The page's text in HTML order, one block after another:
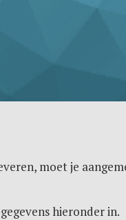
moet je
hieronder in.